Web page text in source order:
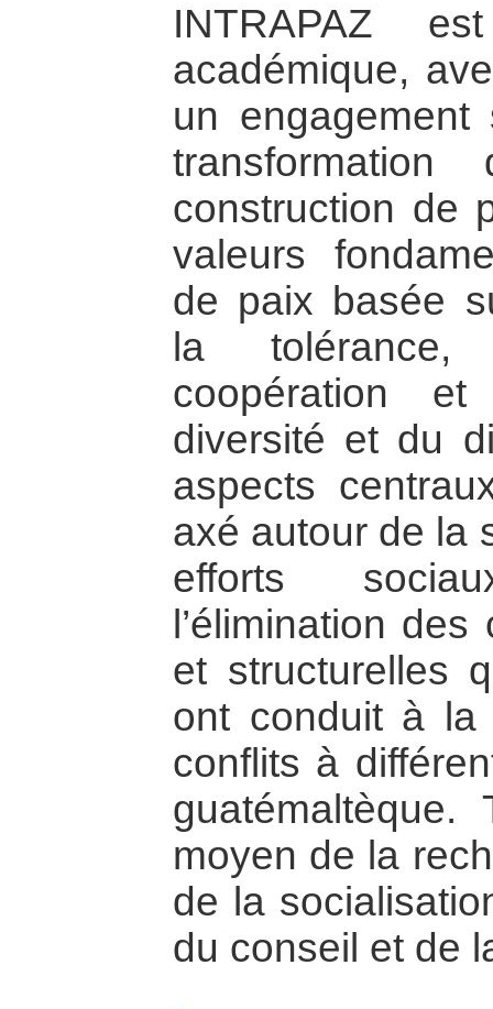
INTRAPAZ
académique,
un
construction de
valeurs
de paix basée
la
coopération
diversité et du
aspects
axé autour de la
efforts
l’élimination
et structurelles
ont conduit à la
conflits à
moyen de la
de la
du conseil et de